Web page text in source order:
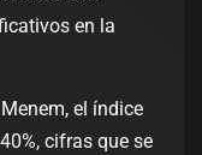
en la
el índice
cifras que se